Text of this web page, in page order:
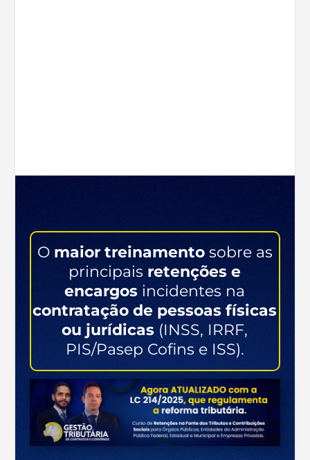
O maior treinamentosobre as
principais retenções e
encargos incidentes na
contratação de pessoas físicas
ou jurídicas (INSS, IRRF,
PIS/Pasep Cofins e ISS).